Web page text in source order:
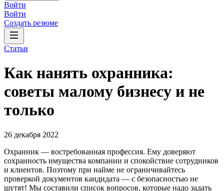
Войти
Войти
Создать резюме
Статьи
Как нанять охранника:
советы малому бизнесу и не
только
26 декабря 2022
Охранник — востребованная профессия. Ему доверяют
сохранность имущества компании и спокойствие сотрудников
и клиентов. Поэтому при найме не ограничивайтесь
проверкой документов кандидата — с безопасностью не
шутят! Мы составили список вопросов, которые надо задать